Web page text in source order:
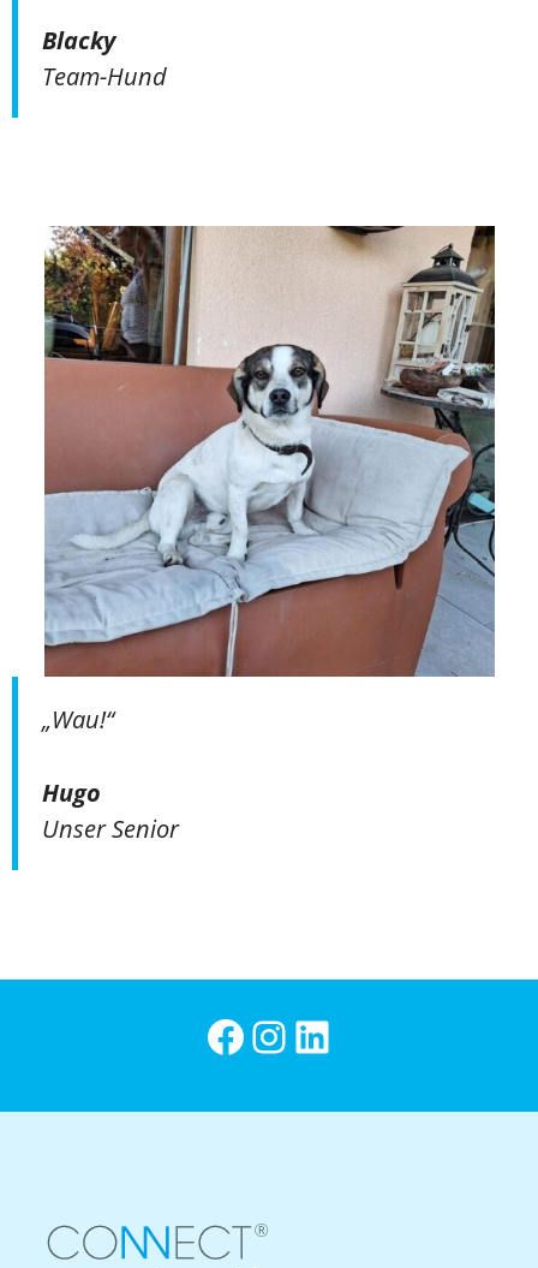
Blacky
Team-Hund
„Wau!“
Hugo
Unser Senior
CONNECT Personal bei Facebook
Instagram
CONNECT Personal bei LinkedIn